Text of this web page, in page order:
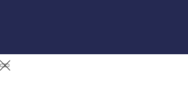
Fermer les réglages des cookies GDPR